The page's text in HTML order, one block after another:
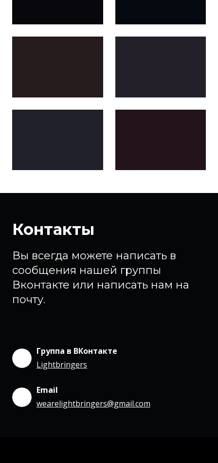
Контакты
Вы всегда можете написать в
сообщения нашей группы
Вконтакте или написать нам на
почту.
Группа в ВКонтакте
Lightbringers
Email
wearelightbringers@gmail.com